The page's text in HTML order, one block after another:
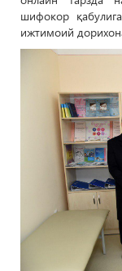
шифокор
ижтимоий